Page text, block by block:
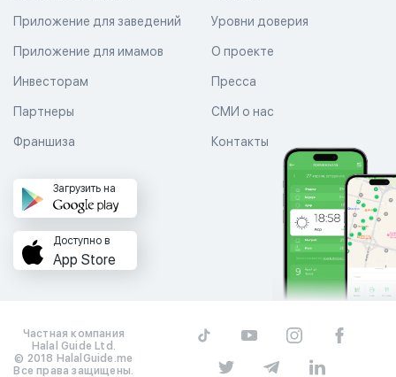
Уровни доверия
Приложение для заведений
Приложение для имамов О проекте
Пресса
СМИ о нас
Контакты
Инвесторам
Партнеры
Франшиза
Загрузить на
Доступно в
App Store
Частная компания
Halal Guide Ltd.
© 2018 HalalGuide.me
Все права защищены.